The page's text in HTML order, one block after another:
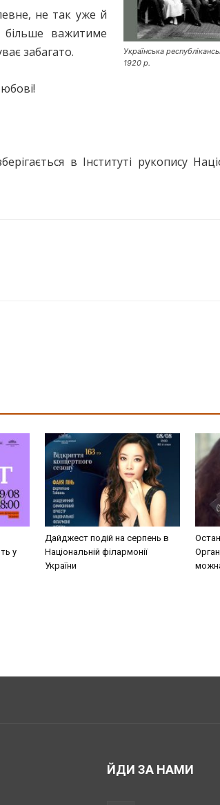
Українська
1920 р.
не так уже й
більше важитиме
забагато.
в Інституті рукопису
у
Дайджест подій на серпень в
Національній філармонії
України
ЙДИ ЗА НАМИ